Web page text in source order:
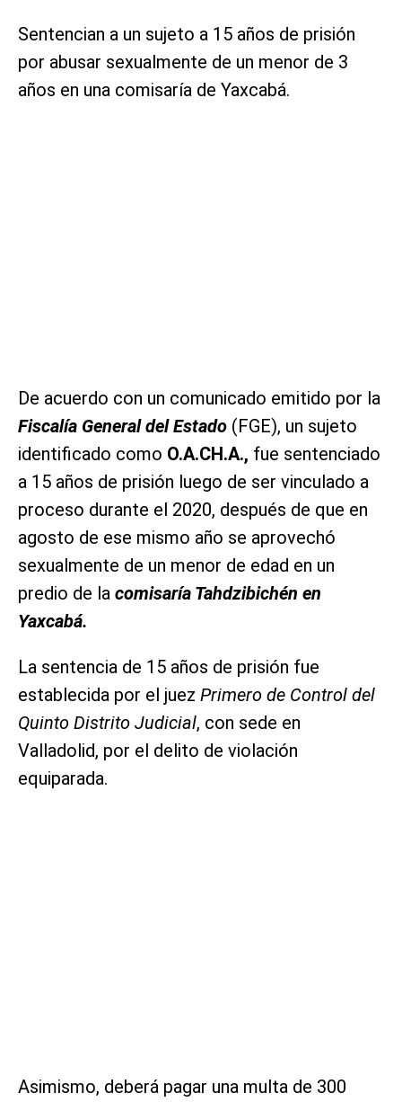
Sentencian a un sujeto a 15 años de prisión
por abusar sexualmente de un menor de 3
años en una comisaría de Yaxcabá.
De acuerdo con un comunicado emitido por la
Fiscalía General del Estado (FGE), un sujeto
identificado como O.A.CH.A., fue sentenciado
a 15 años de prisión luego de ser vinculado a
proceso durante el 2020, después de que en
agosto de ese mismo año se aprovechó
sexualmente de un menor de edad en un
predio de la comisaría Tahdzibichén en
Yaxcabá.
La sentencia de 15 años de prisión fue
establecida por el juez Primero de Control del
Quinto Distrito Judicial, con sede en
Valladolid, por el delito de violación
equiparada.
Asimismo, deberá pagar una multa de 300